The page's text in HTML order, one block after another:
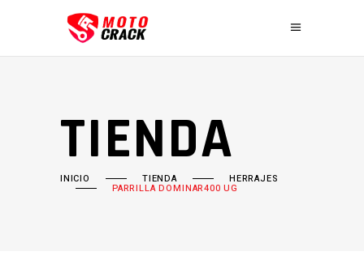
TIENDA
INICIO TIENDA HERRAJES
PARRILLA DOMINAR400 UG